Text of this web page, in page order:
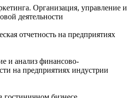
Организация, управление и
деятельности
отчетность на предприятиях
и анализ финансово-
на предприятиях индустрии